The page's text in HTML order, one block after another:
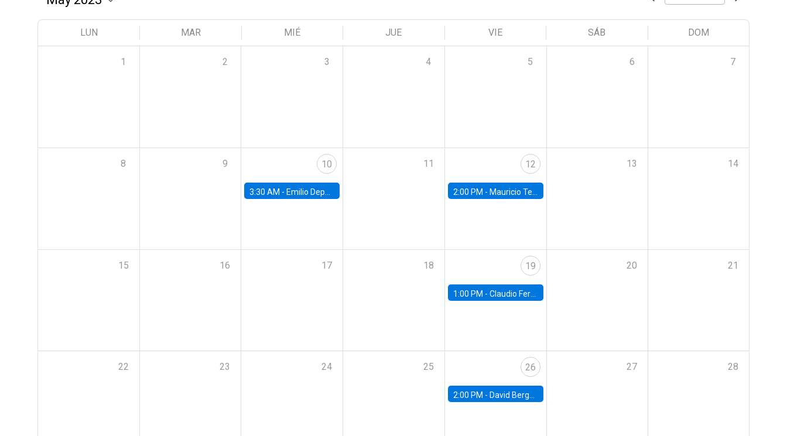
LUN MAR MIÉ JUE VIE SÁB DOM
1 2 3 4 5 6 7
8 9 10
3:30 AM - Emilio Depetris-Chauvín, Universidad Católica
11 12
2:00 PM - Mauricio Tejada, UDP
13 14
15 16 17 18 19
1:00 PM - Claudio Ferraz, British Columbia
20 21
22 23 24 25 26
2:00 PM - David Berger, Duke
27 28